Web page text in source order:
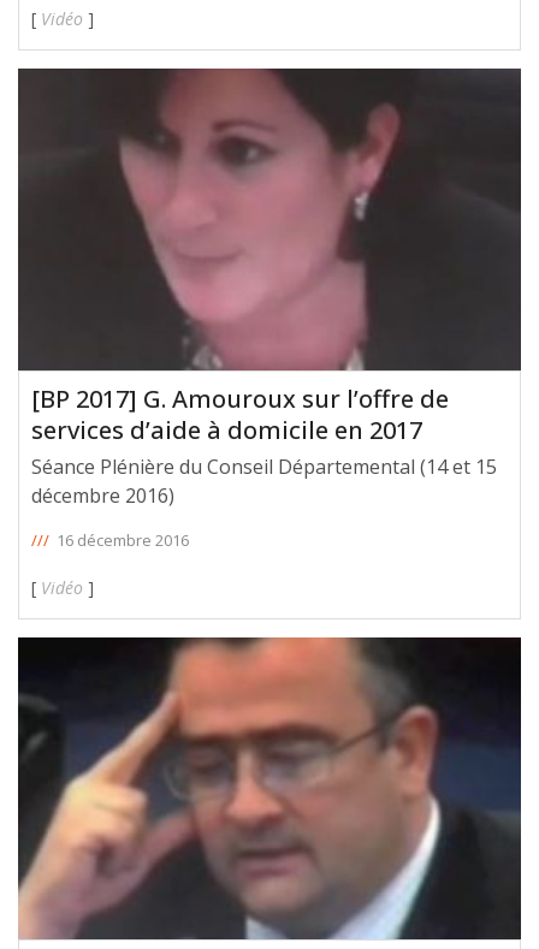
[ Vidéo ]
[BP 2017] G. Amouroux sur l’offre de
services d’aide à domicile en 2017
Séance Plénière du Conseil Départemental (14 et 15
décembre 2016)
/// 16 décembre 2016
[ Vidéo ]